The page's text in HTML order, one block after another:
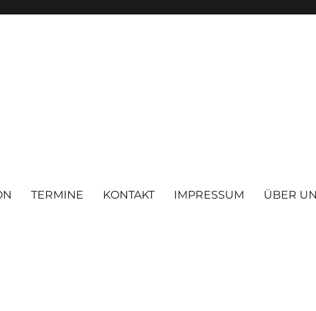
TERMINE KONTAKT IMPRESSUM ÜBER